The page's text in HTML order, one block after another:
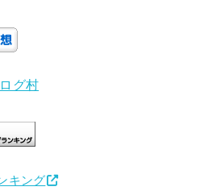
グ村
キング